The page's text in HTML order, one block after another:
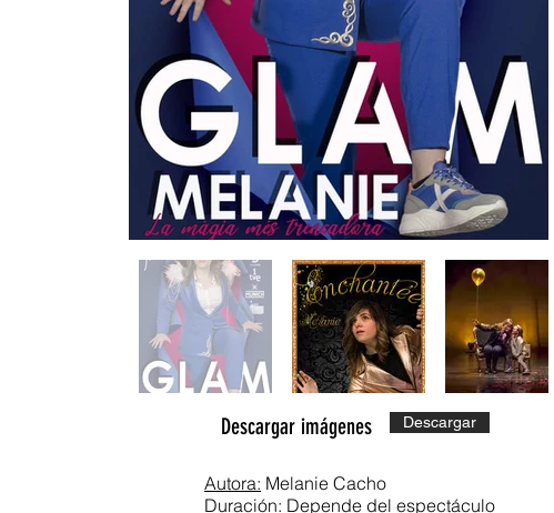
Descargar imágenes Descargar
Autora: Melanie Cacho
Duración: Depende del espectáculo